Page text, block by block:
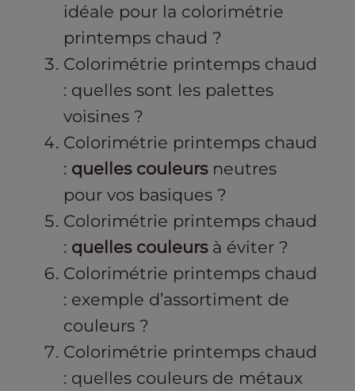
idéale pour la colorimétrie
printemps chaud ?
Colorimétrie printemps chaud
: quelles sont les palettes
voisines ?
Colorimétrie printemps chaud
: quelles couleursneutres
pour vos basiques ?
Colorimétrie printemps chaud
: quelles couleursà éviter ?
Colorimétrie printemps chaud
: exemple d’assortiment de
couleurs ?
Colorimétrie printemps chaud
: quelles couleurs de métaux